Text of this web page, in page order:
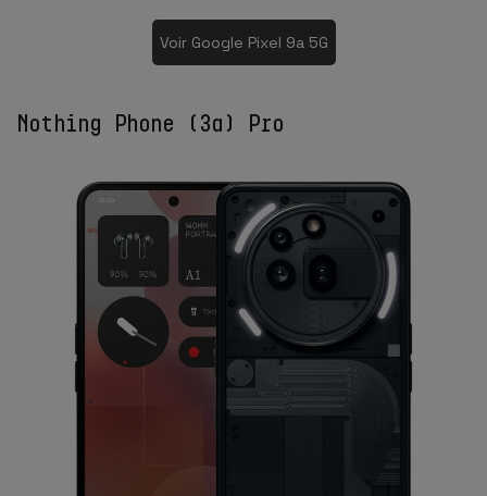
Voir Google Pixel 9a 5G
Nothing Phone (3a) Pro